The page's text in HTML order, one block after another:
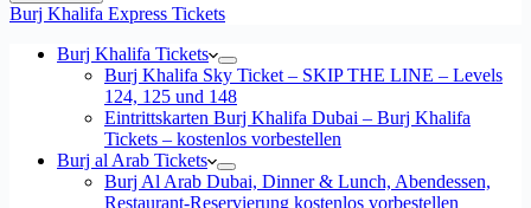
Burj Khalifa Express Tickets
Burj Khalifa Tickets
Burj Khalifa Sky Ticket – SKIP THE LINE – Levels
124, 125 und 148
Eintrittskarten Burj Khalifa Dubai – Burj Khalifa
Tickets – kostenlos vorbestellen
Burj al Arab Tickets
Burj Al Arab Dubai, Dinner & Lunch, Abendessen,
Restaurant-Reservierung kostenlos vorbestellen